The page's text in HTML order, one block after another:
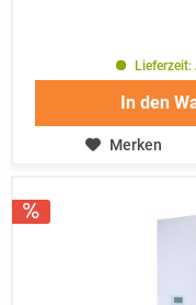
In den
Merken